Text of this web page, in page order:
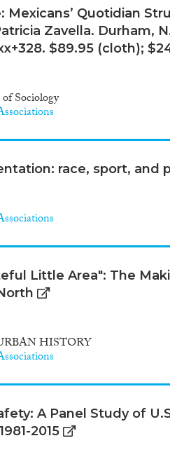
Mexicans’ Quotidian
Zavella. Durham,
$89.95 (cloth);
Sociology
race, sport, and
Little Area": The
HISTORY
A Panel Study of
2015